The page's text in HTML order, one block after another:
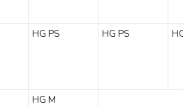
HG PS HG PS
HG M